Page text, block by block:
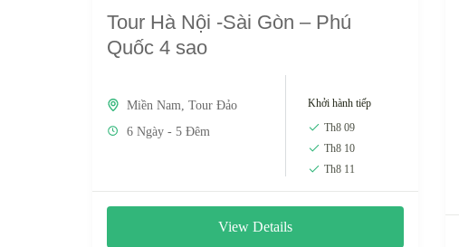
Tour Hà Nội -Sài Gòn – Phú
Quốc 4 sao
Miền Nam Tour Đảo
6 Ngày - 5 Đêm
Khởi hành tiếp
Th8 09
Th8 10
Th8 11
View Details